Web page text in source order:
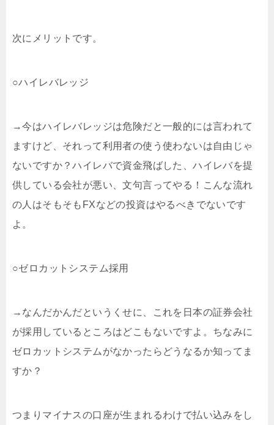
次にメリットです。
○ハイレバレッジ
→今はハイレバレッジは危険だと一般的には言われて
ますけど、それって利用者の使う使わないは自由じゃ
ないですか？ハイレバで資金飛ばした、ハイレバを提
供している会社が悪い、文句言ってやる！こんな流れ
の人はそもそもFXなどの投資はやるべきでないです
よ。
○ゼロカットシステム採用
→なんだかんだというくせに、これを日本の証券会社
が採用しているところはどこもないですよ。ちなみに
ゼロカットシステムがなかったらどうなるか知ってま
すか？
つまりマイナスの口座が生まれるわけで払い込みをし